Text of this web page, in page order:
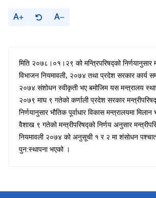
A A
मिति २०७८।०१।२९ को मन्त्रिपरिषद्को निर्णयानुसार
विभाजन नियमावली, २०७४ तथा प्रदेश सरकार कार्य
२०७४ संशोधन स्वीकृती भए बमोजिम यस मन्त्रालय
२०७९ माघ ९ गतेको कर्णाली प्रदेश सरकार
निर्णयानुसार भौतिक पूर्वाधार विकास मन्त्रालयमा
वैशाख ९ गतेको मन्त्रीपरिषद्को निर्णय अनुसार
नियमावली २०७४ को अनुसूची १ र २ मा शंसोधन
पुन:स्थापना भएको ।